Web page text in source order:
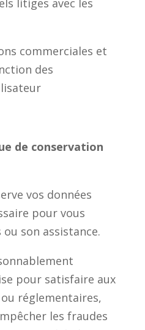
commerciales et
des
de conservation
vos données
pour vous
son assistance.
pour satisfaire aux
réglementaires,
les fraudes